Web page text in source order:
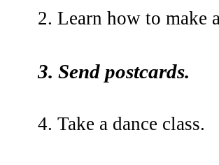
2. Learn how to make
3. Send postcards.
4. Take a dance class.